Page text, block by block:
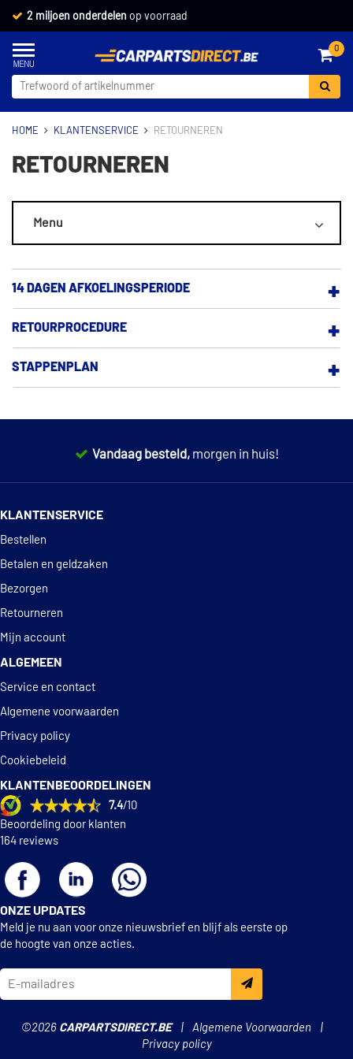
2 miljoen onderdelen op voorraad
0
HOME KLANTENSERVICE RETOURNEREN
RETOURNEREN
Menu
BETALEN EN GELDZAKEN
PRODUCT EN PRIJS
RETOURNEREN
STATIEGELD
SERVICE EN CONTACT
14 DAGEN AFKOELINGSPERIODE
RETOURPROCEDURE
STAPPENPLAN
Vandaag besteld, morgen in huis!
KLANTENSERVICE
Bestellen
Betalen en geldzaken
Bezorgen
Retourneren
Mijn account
ALGEMEEN
Service en contact
Algemene voorwaarden
Privacy policy
Cookiebeleid
KLANTENBEOORDELINGEN
7.4/10
Beoordeling door klanten
164 reviews
ONZE UPDATES
Meld je nu aan voor onze nieuwsbrief en blijf als eerste op
de hoogte van onze acties.
©2026 CARPARTSDIRECT.BE
Algemene Voorwaarden
Privacy policy